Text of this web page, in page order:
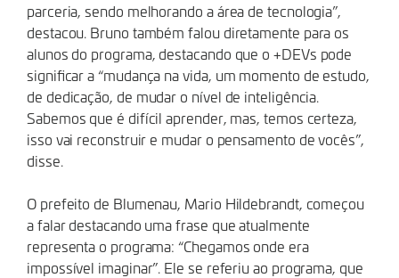
parceria, sendo melhorando a área de tecnologia”,
destacou. Bruno também falou diretamente para os
alunos do programa, destacando que o +DEVs pode
significar a “mudança na vida, um momento de estudo,
de dedicação, de mudar o nível de inteligência.
Sabemos que é difícil aprender, mas, temos certeza,
isso vai reconstruir e mudar o pensamento de vocês”,
disse.
O prefeito de Blumenau, Mario Hildebrandt, começou
a falar destacando uma frase que atualmente
representa o programa: “Chegamos onde era
impossível imaginar”. Ele se referiu ao programa, que